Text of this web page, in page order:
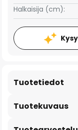
Halkaisija (cm):
Tuotekuvaus
Tuotetiedot